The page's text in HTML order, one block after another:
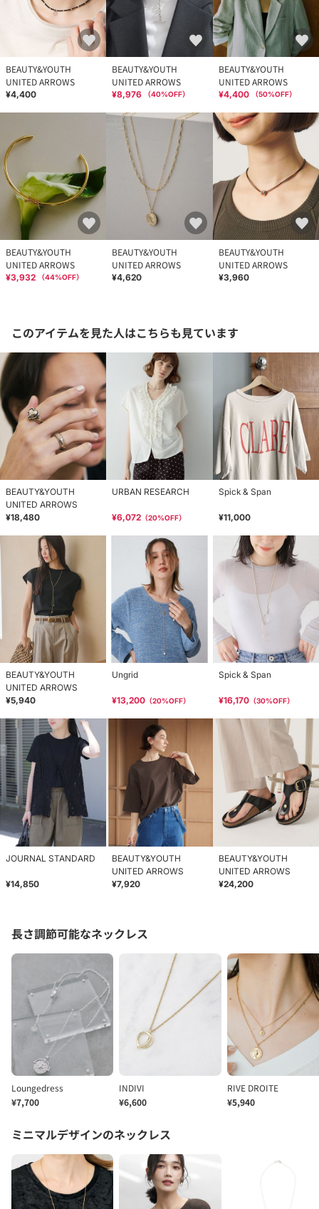
BEAUTY&YOUTH
UNITED ARROWS
¥4,400
BEAUTY&YOUTH
UNITED ARROWS
¥8,976 （40%OFF）
BEAUTY&YOUTH
UNITED ARROWS
¥4,400 （50%OFF）
BEAUTY&YOUTH
UNITED ARROWS
¥3,932 （44%OFF）
BEAUTY&YOUTH
UNITED ARROWS
¥4,620
BEAUTY&YOUTH
UNITED ARROWS
¥3,960